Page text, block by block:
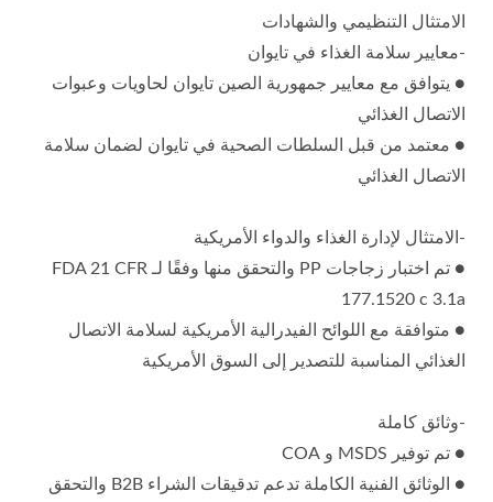
الامتثال التنظيمي والشهادات
-معايير سلامة الغذاء في تايوان
● يتوافق مع معايير جمهورية الصين تايوان لحاويات وعبوات
الاتصال الغذائي
● معتمد من قبل السلطات الصحية في تايوان لضمان سلامة
الاتصال الغذائي
-الامتثال لإدارة الغذاء والدواء الأمريكية
● تم اختبار زجاجات PP والتحقق منها وفقًا لـ FDA 21 CFR
177.1520 c 3.1a
● متوافقة مع اللوائح الفيدرالية الأمريكية لسلامة الاتصال
الغذائي المناسبة للتصدير إلى السوق الأمريكية
-وثائق كاملة
● تم توفير MSDS و COA
● الوثائق الفنية الكاملة تدعم تدقيقات الشراء B2B والتحقق